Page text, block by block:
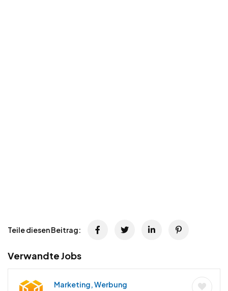
Teile diesen Beitrag:
Verwandte Jobs
Marketing, Werbung